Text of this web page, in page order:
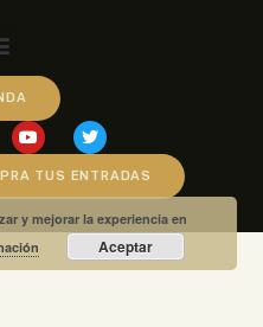
TUS ENTRADAS
y mejorar la experiencia en
Aceptar